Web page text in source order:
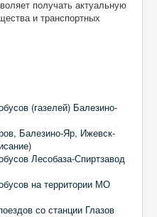
получать актуальную
и транспортных
(газелей) Балезино-
Балезино-Яр, Ижевск-
Лесобаза-Спиртзавод
на территории МО
со станции Глазов